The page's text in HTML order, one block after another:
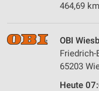
464,69
OBI
Friedrich-
65203
Heute
Speichern von oder
Verwendung
Werbeanzeigen